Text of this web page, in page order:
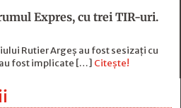
Expres, cu trei TIR-uri.
Rutier Argeș au fost sesizați cu
au fost implicate […] Citește!